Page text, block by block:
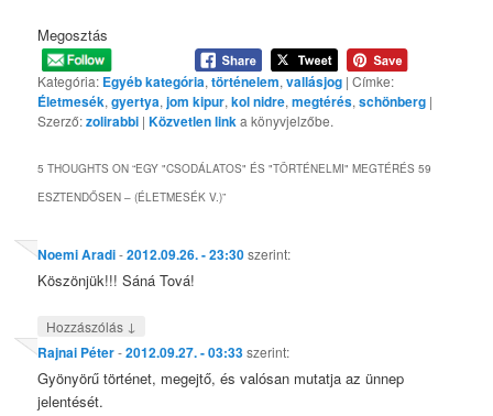
Megosztás
Kategória: Egyéb kategória,történelem,vallásjog | Címke:
Életmesék,gyertya,jom kipur,kol nidre,megtérés,schönberg |
Szerző:zolirabbi |Közvetlen linka könyvjelzőbe.
5 THOUGHTS ON “EGY "CSODÁLATOS" ÉS "TÖRTÉNELMI" MEGTÉRÉS 59
ESZTENDŐSEN – (ÉLETMESÉK V.)”
Noemi Aradi-2012.09.26. - 23:30szerint:
Köszönjük!!! Sáná Tová!
Hozzászólás ↓
Rajnai Péter-2012.09.27. - 03:33szerint:
Gyönyörű történet, megejtő, és valósan mutatja az ünnep
jelentését.